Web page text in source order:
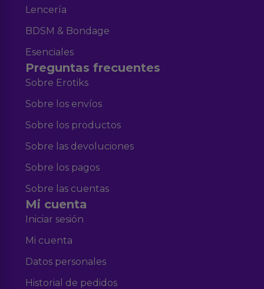
Lencería
BDSM & Bondage
Esenciales
Preguntas frecuentes
Sobre Erotiks
Sobre los envíos
Sobre los productos
Sobre las devoluciones
Sobre los pagos
Sobre las cuentas
Mi cuenta
Iniciar sesión
Mi cuenta
Datos personales
Historial de pedidos